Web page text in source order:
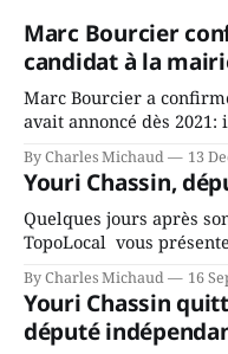
Marc Bourcier
candidat à la
Marc Bourcier a
avait annoncé dès
mandat à titre de maire
fait l’annonce en
rassemblés en soirée
By Charles Michaud 13
Youri Chassin,
Quelques jours après
TopoLocal vous
Chassin. Nous avons
depuis longtemps?
ans? Joindrait-il un
conservateurs d’Éric
By Charles Michaud 16
Youri Chassin
député